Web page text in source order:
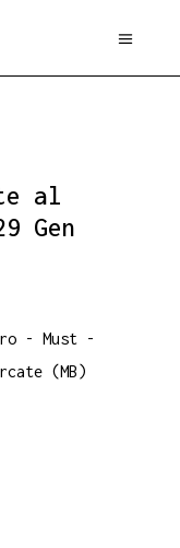
al
Gen
- Must -
(MB)